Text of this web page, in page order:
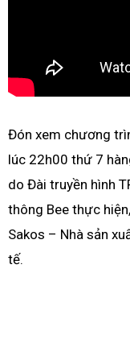
Đón xem chương
lúc 22h00 thứ 7
do Đài truyền hình
thông Bee thực
Sakos – Nhà sản
tế.